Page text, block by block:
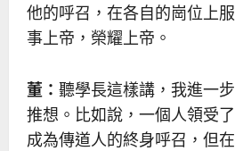
他的呼召，在各自的崗位上服
事上帝，榮耀上帝。
董： 聽學長這樣講，我進一步
推想。比如說，一個人領受了
成為傳道人的終身呼召，但在